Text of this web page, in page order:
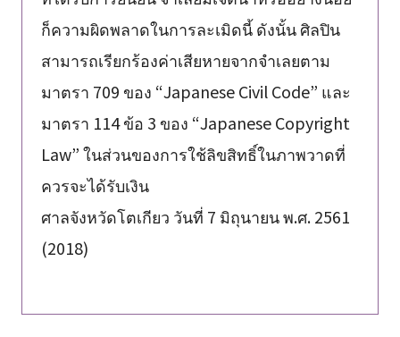
ก็ความผิดพลาดในการละเมิดนี้ ดังนั้น ศิลปิน
สามารถเรียกร้องค่าเสียหายจากจำเลยตาม
มาตรา 709 ของ “Japanese Civil Code” และ
มาตรา 114 ข้อ 3 ของ “Japanese Copyright
Law” ในส่วนของการใช้ลิขสิทธิ์ในภาพวาดที่
ควรจะได้รับเงิน
ศาลจังหวัดโตเกียว วันที่ 7 มิถุนายน พ.ศ. 2561
(2018)